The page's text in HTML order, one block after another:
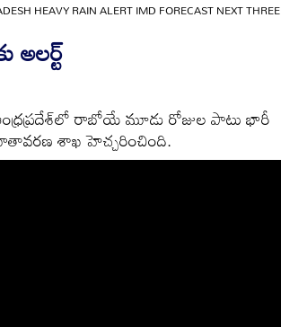
HEAVY RAIN ALERT IMD FORECAST NEXT THREE
అలర్ట్
రాబోయే మూడు రోజుల పాటు భారీ
శాఖ హెచ్చరించింది.